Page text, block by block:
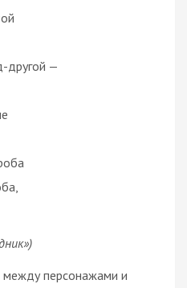
другой —
между персонажами и